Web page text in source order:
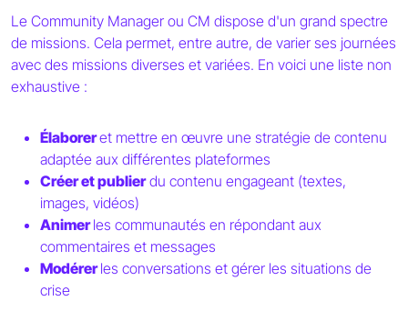
Le Community Manager ou CM dispose d'un grand spectre
de missions. Cela permet, entre autre, de varier ses journées
avec des missions diverses et variées. En voici une liste non
exhaustive :
Élaboreret mettre en œuvre une stratégie de contenu
adaptée aux différentes plateformes
Créer et publierdu contenu engageant (textes,
images, vidéos)
Animerles communautés en répondant aux
commentaires et messages
Modérerles conversations et gérer les situations de
crise